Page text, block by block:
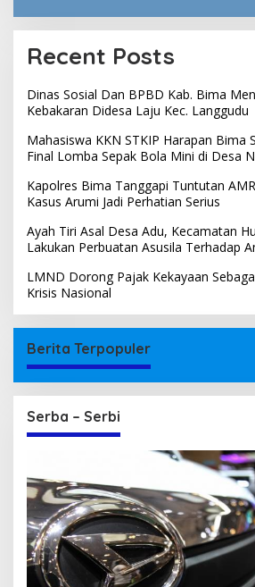
Recent Posts
Dinas Sosial Dan BPBD Kab. Bima
Kebakaran Didesa Laju Kec. Langgudu
Mahasiswa KKN STKIP Harapan Bima
Final Lomba Sepak Bola Mini di Desa
Kapolres Bima Tanggapi Tuntutan
Kasus Arumi Jadi Perhatian Serius
Ayah Tiri Asal Desa Adu, Kecamatan
Lakukan Perbuatan Asusila Terhadap
LMND Dorong Pajak Kekayaan
Krisis Nasional
Berita Terpopuler
Serba – Serbi